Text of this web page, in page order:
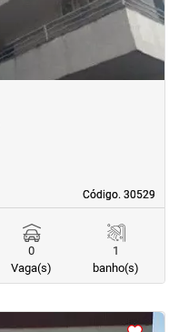
Código. 30529
Código. 30529
0
Vaga(s)
1
banho(s)